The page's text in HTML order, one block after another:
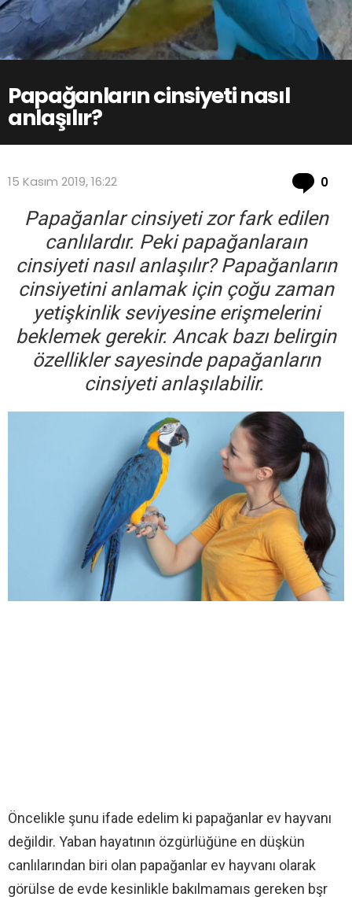
Papağanların cinsiyeti nasıl
anlaşılır?
15 Kasım 2019, 16:22 0
Papağanlar cinsiyeti zor fark edilen
canlılardır. Peki papağanlaraın
cinsiyeti nasıl anlaşılır? Papağanların
cinsiyetini anlamak için çoğu zaman
yetişkinlik seviyesine erişmelerini
beklemek gerekir. Ancak bazı belirgin
özellikler sayesinde papağanların
cinsiyeti anlaşılabilir.
Öncelikle şunu ifade edelim ki papağanlar ev hayvanı
değildir. Yaban hayatının özgürlüğüne en düşkün
canlılarından biri olan papağanlar ev hayvanı olarak
görülse de evde kesinlikle bakılmamaıs gereken bşr